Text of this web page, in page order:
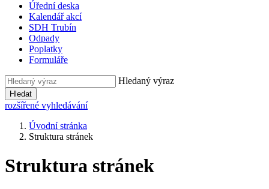
Úřední deska
Kalendář akcí
SDH Trubín
Odpady
Poplatky
Formuláře
Hledaný výraz
Hledat
rozšířené vyhledávání
Úvodní stránka
Struktura stránek
Struktura stránek